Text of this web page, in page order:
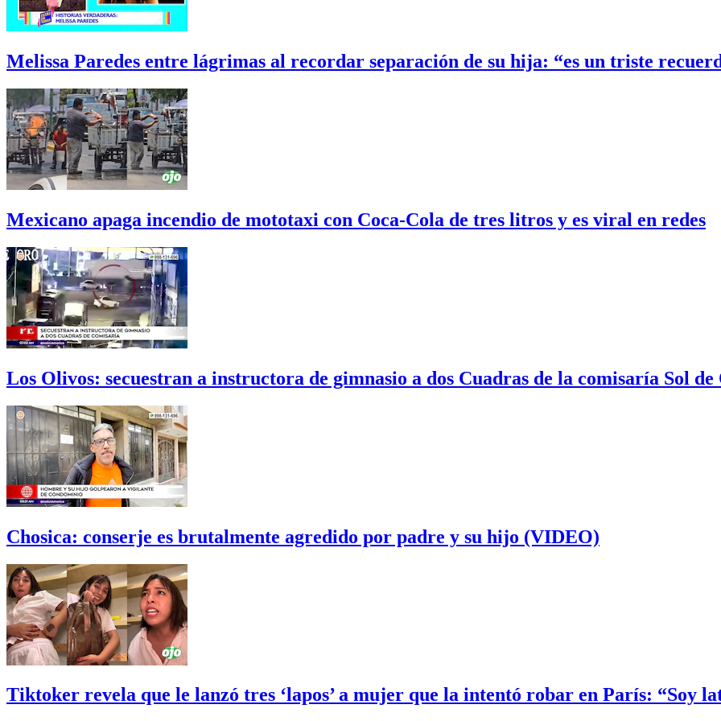
Melissa Paredes entre lágrimas al recordar separación de su hija: “es un triste
Mexicano apaga incendio de mototaxi con Coca-Cola de tres litros y es viral en redes
Los Olivos: secuestran a instructora de gimnasio a dos Cuadras de la comisaría Sol de
Chosica: conserje es brutalmente agredido por padre y su hijo (VIDEO)
Tiktoker revela que le lanzó tres ‘lapos’ a mujer que la intentó robar en París: “Soy